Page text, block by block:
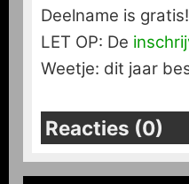
Deelname is
LET OP: De
Weetje: dit jaar
Reacties (0)